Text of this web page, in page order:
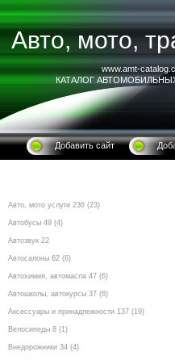
Авто, мото,
www.amt-
КАТАЛОГ
Добавить сайт
Авто, мото услуги 236 (23)
Автобусы 49 (4)
Автозвук 22
Автосалоны 62 (6)
Автохимия, автомасла 47 (6)
Автошколы, автокурсы 37 (6)
Аксессуары и принадлежности 137 (19)
Велосипеды 8 (1)
Внедорожники 34 (4)